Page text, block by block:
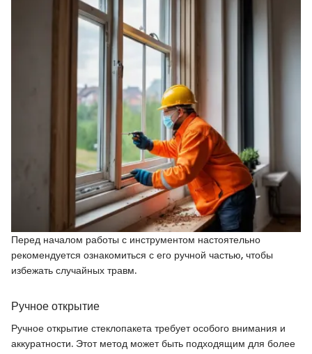
Перед началом работы с инструментом настоятельно
рекомендуется ознакомиться с его ручной частью, чтобы
избежать случайных травм.
Ручное открытие
Ручное открытие стеклопакета требует особого внимания и
аккуратности. Этот метод может быть подходящим для более